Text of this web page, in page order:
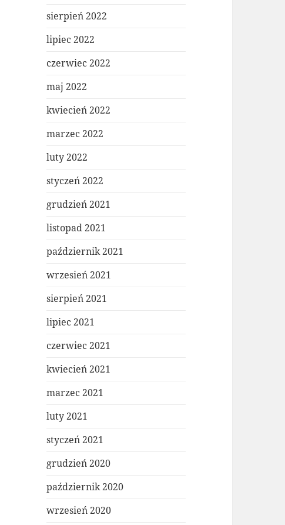
sierpień 2022
lipiec 2022
czerwiec 2022
maj 2022
kwiecień 2022
marzec 2022
luty 2022
styczeń 2022
grudzień 2021
listopad 2021
październik 2021
wrzesień 2021
sierpień 2021
lipiec 2021
czerwiec 2021
kwiecień 2021
marzec 2021
luty 2021
styczeń 2021
grudzień 2020
październik 2020
wrzesień 2020